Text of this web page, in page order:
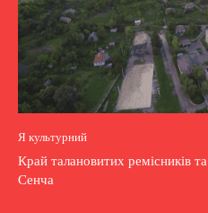
Я культурний
Край талановитих ремісників
Сенча